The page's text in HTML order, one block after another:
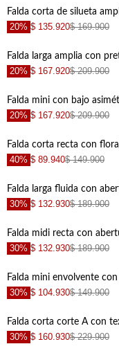
20% $ 135.920$ 169.900
20% $ 167.920$ 209.900
20% $ 167.920$ 209.900
40% $ 89.940$ 149.900
30% $ 132.930$ 189.900
30% $ 132.930$ 189.900
30% $ 104.930$ 149.900
30% $ 160.930$ 229.900